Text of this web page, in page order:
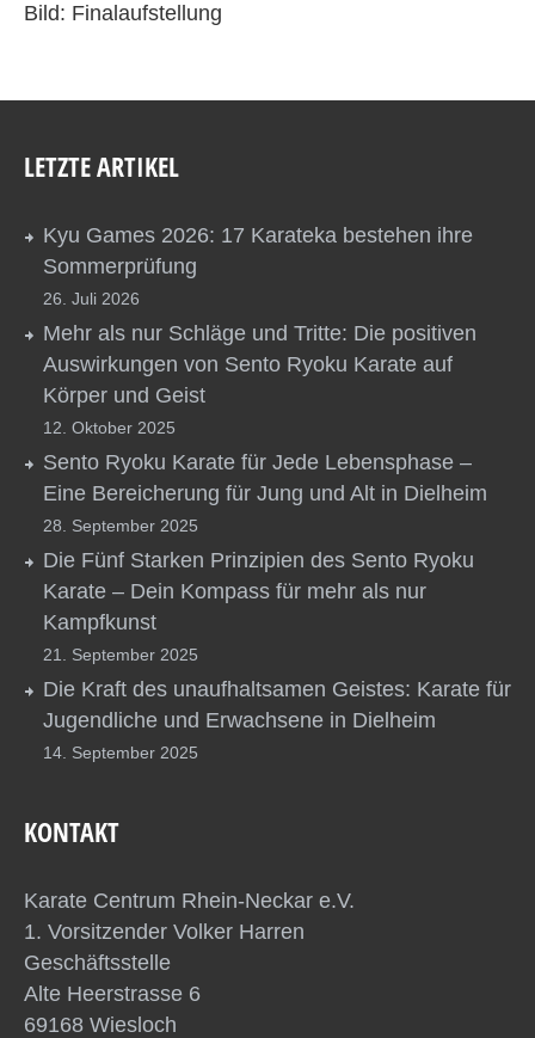
Bild: Finalaufstellung
LETZTE ARTIKEL
Kyu Games 2026: 17 Karateka bestehen ihre
Sommerprüfung
26. Juli 2026
Mehr als nur Schläge und Tritte: Die positiven
Auswirkungen von Sento Ryoku Karate auf
Körper und Geist
12. Oktober 2025
Sento Ryoku Karate für Jede Lebensphase –
Eine Bereicherung für Jung und Alt in Dielheim
28. September 2025
Die Fünf Starken Prinzipien des Sento Ryoku
Karate – Dein Kompass für mehr als nur
Kampfkunst
21. September 2025
Die Kraft des unaufhaltsamen Geistes: Karate für
Jugendliche und Erwachsene in Dielheim
14. September 2025
KONTAKT
Karate Centrum Rhein-Neckar e.V.
1. Vorsitzender Volker Harren
Geschäftsstelle
Alte Heerstrasse 6
69168 Wiesloch